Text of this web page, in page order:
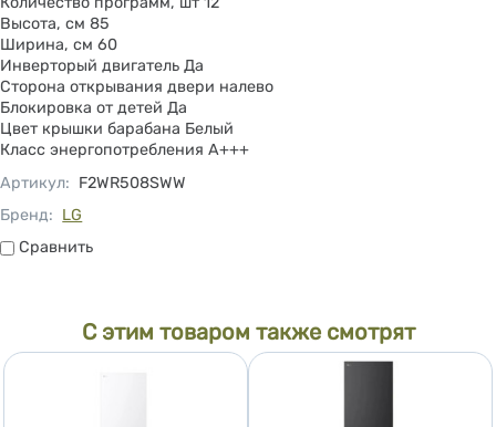
Высота, см 85
Ширина, см 60
Инверторый двигатель Да
Сторона открывания двери налево
Блокировка от детей Да
Цвет крышки барабана Белый
Класс энергопотребления A+++
Артикул: F2WR508SWW
Бренд: LG
СравнитьСравнить
С этим товаром также смотрят